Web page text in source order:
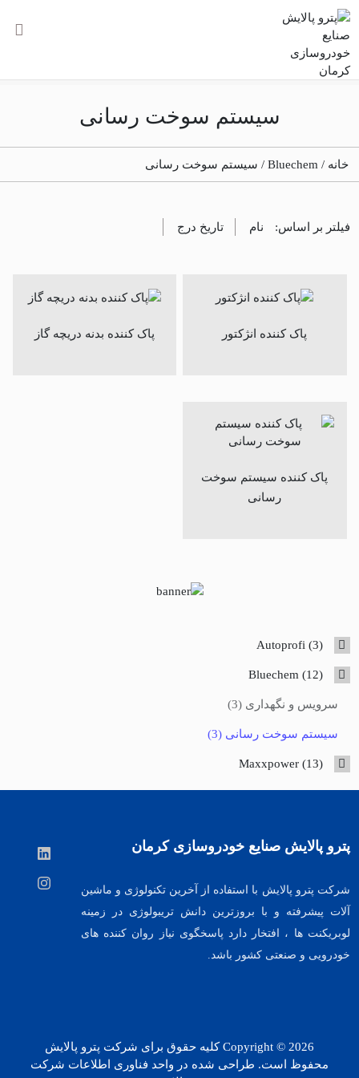
حساب کاربری |
سیستم سوخت رسانی
خانه /
Bluechem / سیستم سوخت رسانی
Autoprofi 3
3
Bluechem
12
12
سرویس و نگهداری
3
3
سیستم سوخت رسانی
3
3
Maxxpower 13
13
فیلتر بر اساس: نام تاریخ درج
پاک کننده انژکتور پاک کننده بدنه دریچه گاز
پاک کننده سیستم سوخت
رسانی
پترو پالایش صنایع خودروسازی کرمان
شرکت پترو پالایش با استفاده از آخرین تکنولوژی و ماشین
آلات پیشرفته و با بروزترین دانش تریبولوژی در زمینه
لوبریکنت ها ، افتخار دارد پاسخگوی نیاز روان کننده های
خودرویی و صنعتی کشور باشد.
Copyright © 2026کلیه حقوق برای شرکت پترو پالایش
محفوظ است. طراحی شده در واحد فناوری اطلاعات شرکت